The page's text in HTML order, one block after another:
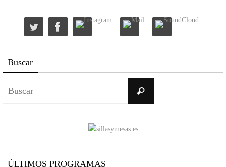
Buscar
Buscar
ÚLTIMOS PROGRAMAS